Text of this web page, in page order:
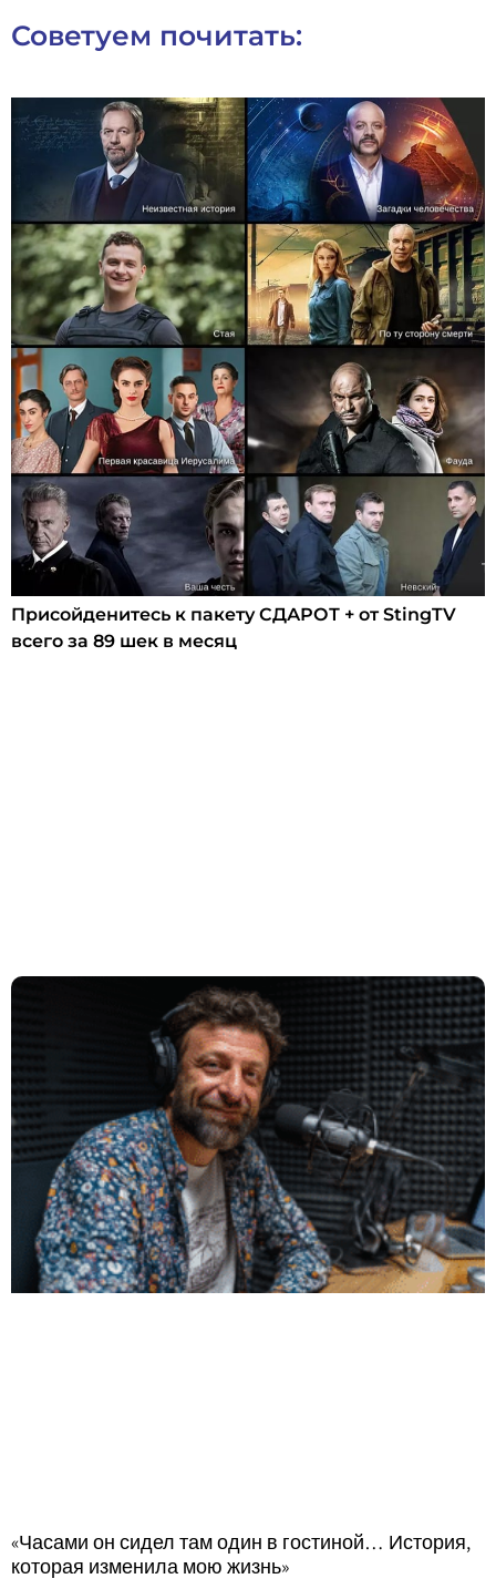
Советуем почитать:
Присойденитесь к пакету СДАРОТ + от StingTV
всего за 89 шек в месяц
«Часами он сидел там один в гостиной… История,
которая изменила мою жизнь»